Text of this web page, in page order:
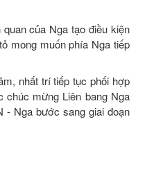
của Nga tạo điều kiện
mong muốn phía Nga tiếp
nhất trí tiếp tục phối hợp
chúc mừng Liên bang Nga
- Nga bước sang giai đoạn